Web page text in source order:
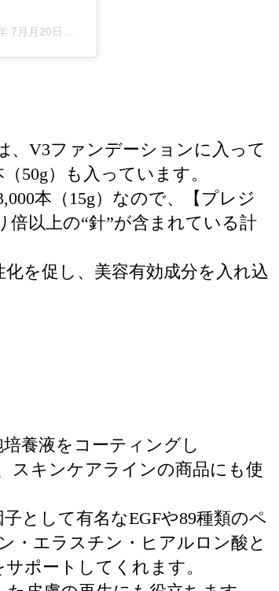
20日午後5時02分PDT
、V3ファンデーションに入って
50g）も入っています。
本（15g）なので、【プレジ
以上の“針”が含まれている計
を促し、美容有効成分を入れ込
養液をコーティングし
スキンケアラインの商品にも使
として有名なEGFや89種類のペ
・エラスチン・ヒアルロン酸と
ポートしてくれます。